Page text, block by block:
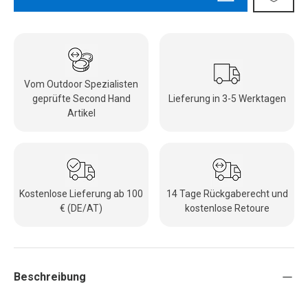
Vom Outdoor Spezialisten
geprüfte Second Hand
Artikel
Lieferung in 3-5 Werktagen
Kostenlose Lieferung ab 100
€ (DE/AT)
14 Tage Rückgaberecht und
kostenlose Retoure
Beschreibung